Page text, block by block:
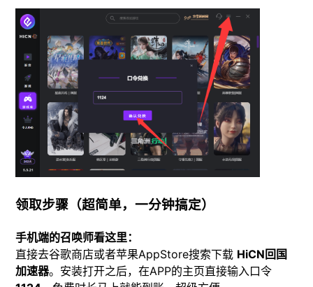
领取步骤（超简单，一分钟搞定）
手机端的召唤师看这里：
直接去谷歌商店或者苹果AppStore搜索下载 HiCN回国
加速器。安装打开之后，在APP的主页直接输入口令